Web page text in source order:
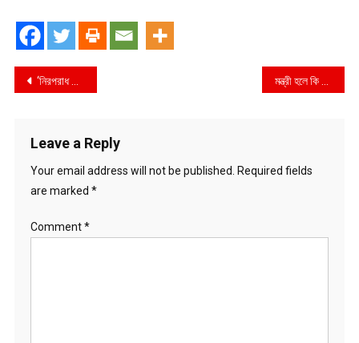
Post
‘নিরপরাধ কাউন্সিলর যেন হয়রানি না হন’ মন্ত্রী হলে কি মেনন একথা বলতেন, প্রশ্ন কাদেরের
Leave a Reply
Your email address will not be published. Required fields
are marked *
Comment*